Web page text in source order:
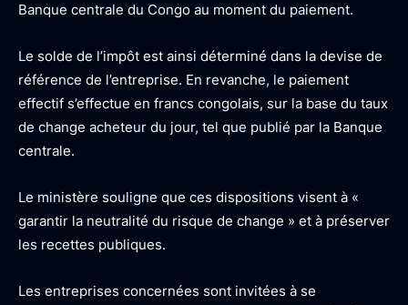
Banque centrale du Congo au moment du paiement.
Le solde de l’impôt est ainsi déterminé dans la devise de
référence de l’entreprise. En revanche, le paiement
effectif s’effectue en francs congolais, sur la base du taux
de change acheteur du jour, tel que publié par la Banque
centrale.
Le ministère souligne que ces dispositions visent à «
garantir la neutralité du risque de change » et à préserver
les recettes publiques.
Les entreprises concernées sont invitées à se